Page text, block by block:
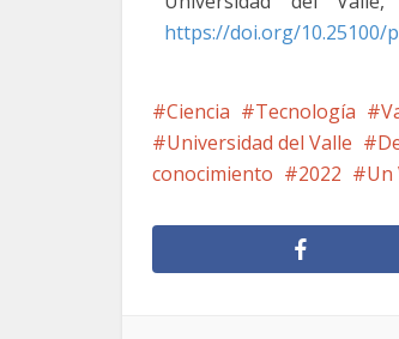
https://doi.org/10.25100/
Ciencia Tecnología
Universidad del Valle
conocimiento
2022 Un